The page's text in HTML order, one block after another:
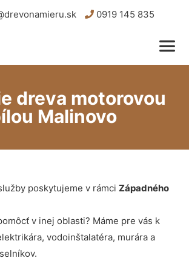
0919 145 835
dreva motorovou
Malinovo
poskytujeme v rámci Západného
v inej oblasti? Máme pre vás k
vodoinštalatéra, murára a